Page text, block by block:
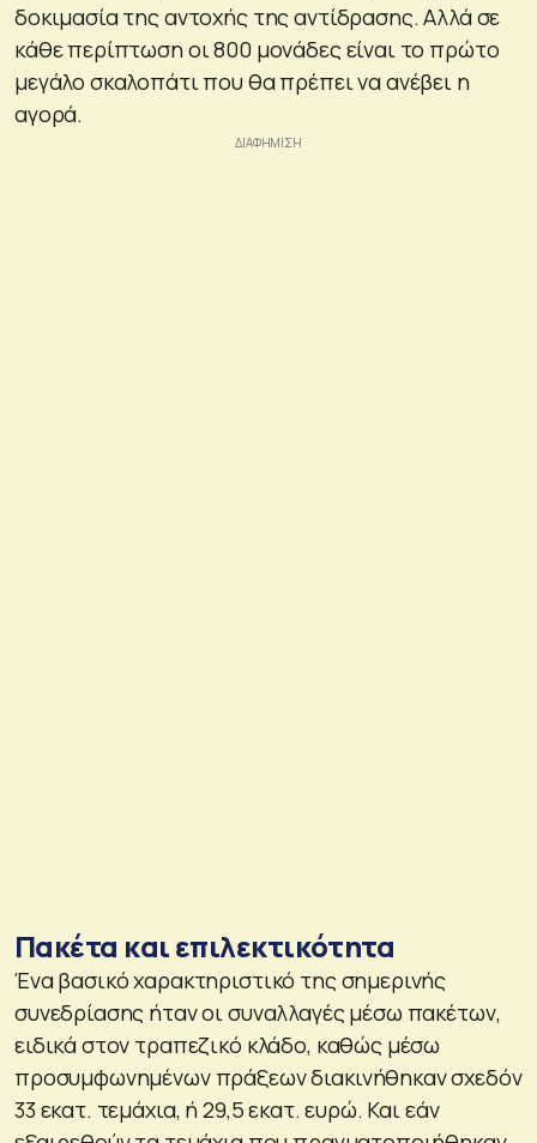
δοκιμασία της αντοχής της αντίδρασης. Αλλά σε
κάθε περίπτωση οι 800 μονάδες είναι το πρώτο
μεγάλο σκαλοπάτι που θα πρέπει να ανέβει η
αγορά.
Πακέτα και επιλεκτικότητα
Ένα βασικό χαρακτηριστικό της σημερινής
συνεδρίασης ήταν οι συναλλαγές μέσω πακέτων,
ειδικά στον τραπεζικό κλάδο, καθώς μέσω
προσυμφωνημένων πράξεων διακινήθηκαν σχεδόν
33 εκατ. τεμάχια, ή 29,5 εκατ. ευρώ. Και εάν